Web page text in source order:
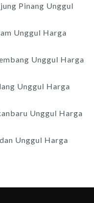
Pinang Unggul
Unggul Harga
Unggul Harga
Unggul Harga
Unggul Harga
Unggul Harga